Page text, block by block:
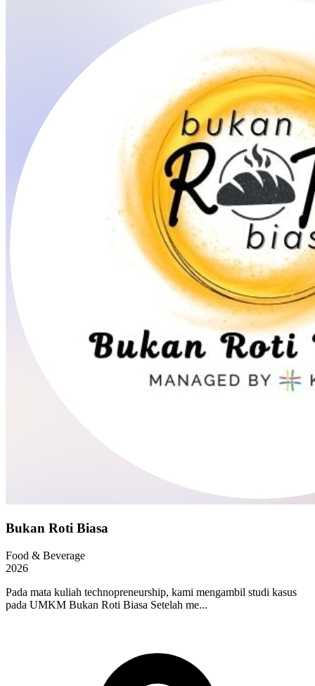
Bukan Roti Biasa
Food & Beverage
2026
Pada mata kuliah technopreneurship, kami mengambil studi kasus
pada UMKM Bukan Roti Biasa Setelah me...